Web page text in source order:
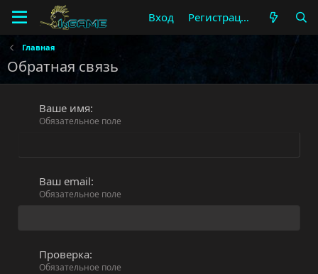
Вход Регистрация
Главная
Обратная связь
Ваше имя
Обязательное поле
Ваш email
Обязательное поле
Проверка
Обязательное поле